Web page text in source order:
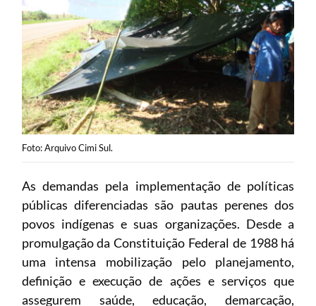
Foto: Arquivo Cimi Sul.
As demandas pela implementação de políticas
públicas diferenciadas são pautas perenes dos
povos indígenas e suas organizações. Desde a
promulgação da Constituição Federal de 1988 há
uma intensa mobilização pelo planejamento,
definição e execução de ações e serviços que
assegurem saúde, educação, demarcação,